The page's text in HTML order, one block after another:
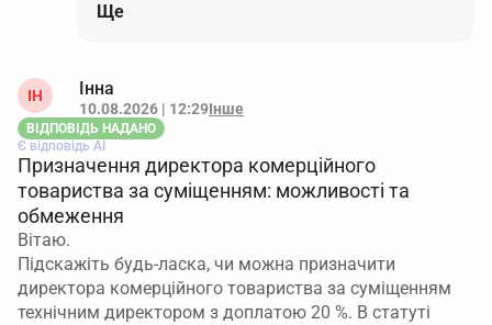
Ще
ІН Інна
10.08.2026 | 12:29Інше
ВІДПОВІДЬ НАДАНО
Є відповідь АІ
Призначення директора комерційного
товариства за суміщенням: можливості та
обмеження
Вітаю.
Підскажіть будь-ласка, чи можна призначити
директора комерційного товариства за суміщенням
технічним директором з доплатою 20 %. В статуті